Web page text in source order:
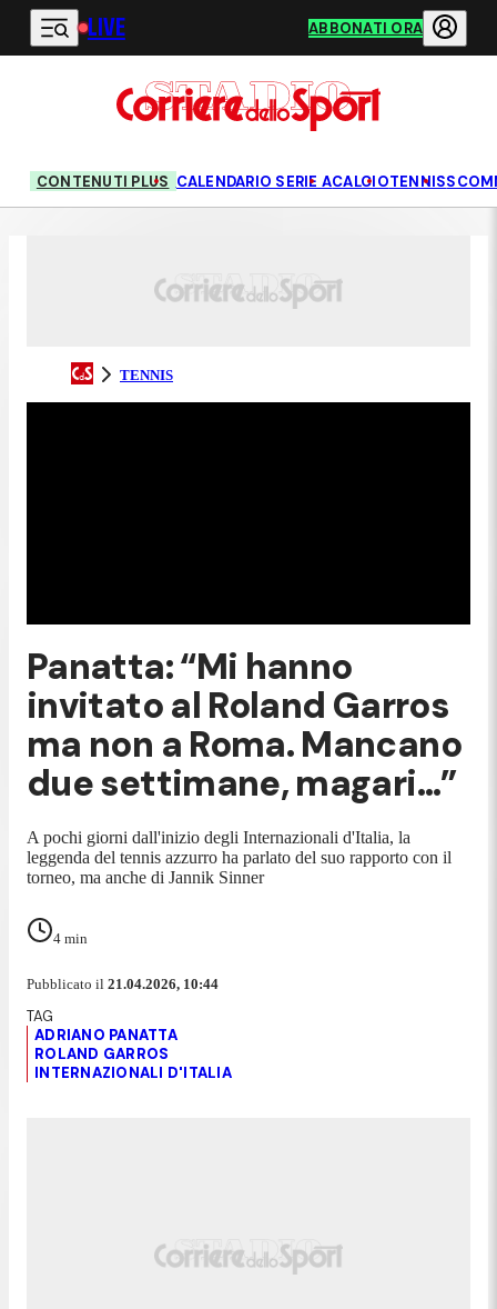
Vai al contenuto principale
LIVE ABBONATI ORA
CONTENUTI PLUS CALENDARIO SERIE ACALCIOTENNIS
TENNIS
Panatta: “Mi hanno
invitato al Roland Garros
ma non a Roma. Mancano
due settimane, magari…”
A pochi giorni dall'inizio degli Internazionali d'Italia, la
leggenda del tennis azzurro ha parlato del suo rapporto con il
torneo, ma anche di Jannik Sinner
4 min
Pubblicato il 21.04.2026, 10:44
ADRIANO PANATTA
ROLAND GARROS
INTERNAZIONALI D'ITALIA